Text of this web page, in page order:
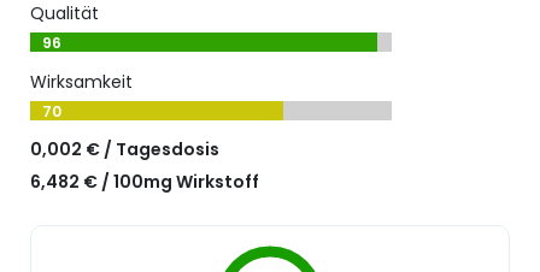
Qualität
96
Wirksamkeit
70
0,002 € / Tagesdosis
6,482 € / 100mg Wirkstoff